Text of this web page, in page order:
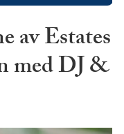
av Estates
med DJ &